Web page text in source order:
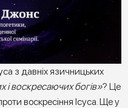
з давніх язичницьких
і воскресаючих богів»? Це
воскресіння Ісуса. Ще у